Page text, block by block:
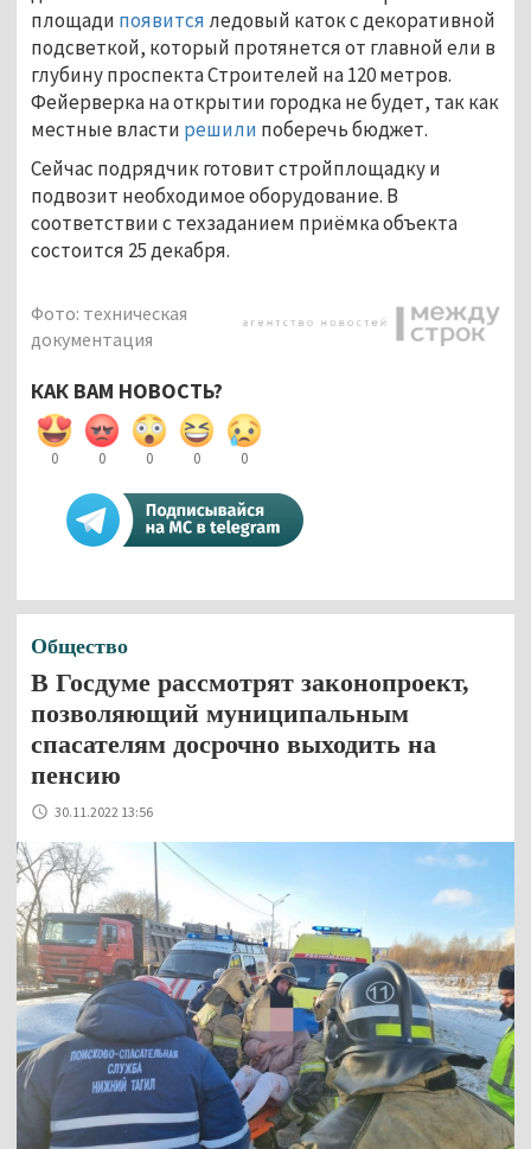
площади появитсяледовый каток с декоративной
подсветкой, который протянется от главной ели в
глубину проспекта Строителей на 120 метров.
Фейерверка на открытии городка не будет, так как
местные власти решили поберечь бюджет.
Сейчас подрядчик готовит стройплощадку и
подвозит необходимое оборудование. В
соответствии с техзаданием приёмка объекта
состоится 25 декабря.
Фото: техническая
документация
КАК ВАМ НОВОСТЬ?
0 0 0 0 0
Общество
В Госдуме рассмотрят законопроект,
позволяющий муниципальным
спасателям досрочно выходить на
пенсию
30.11.2022 13:56